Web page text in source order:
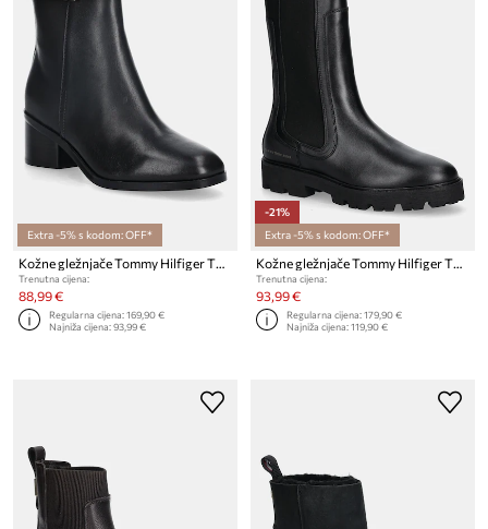
Extra -5% s kodom: OFF*
Trenutna cijena:
88,99 €
Regularna cijena:169,90 €
Najniža cijena:93,99 €
-21%
Extra -5% s kodom: OFF*
Trenutna cijena:
93,99 €
Regularna cijena:179,90 €
Najniža cijena:119,90 €